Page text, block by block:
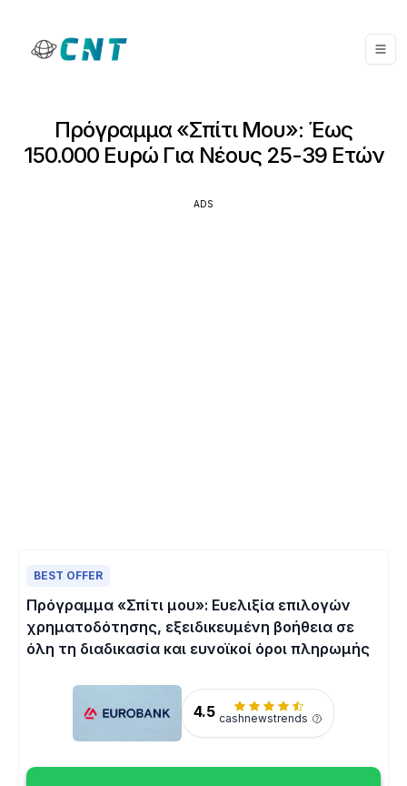
Πρόγραμμα «Σπίτι Μου»: Έως
150.000 Ευρώ Για Νέους 25-39 Ετών
ADS
BEST OFFER
Πρόγραμμα «Σπίτι μου»: Ευελιξία επιλογών
χρηματοδότησης, εξειδικευμένη βοήθεια σε
όλη τη διαδικασία και ευνοϊκοί όροι πληρωμής
4.5 cashnewstrends